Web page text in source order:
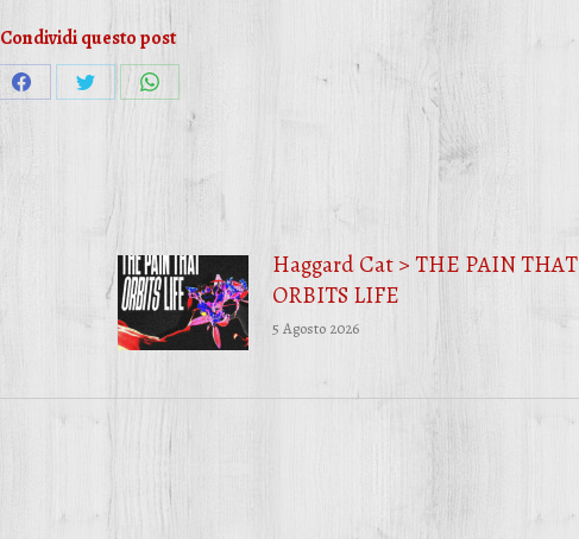
Condividi questo post
CondividiCondividiCondividi
Haggard Cat > THE PAIN THAT
ORBITS LIFE
5 Agosto 2026